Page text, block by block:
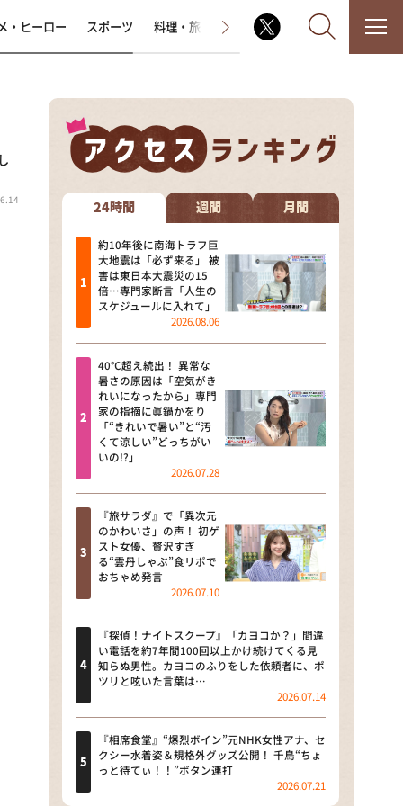
なるみ・岡村の過ぎるTV
相席食堂
これ余談なんですけど・・・
～人生密着トークバラエティ！
～ やすとものいたって真剣です
探偵！ナイトスクープ
news おかえり
河合＆A.B.C-Z塚田×福井アナ
「なんでやねん！？」（news お
かえり）
DAIGOも台所 ～きょうの献立 何
にする？～
本日はダイアンなり！シーズン２
朝だ！生です旅サラダ
教えて！ニュースライブ 正義の
ミカタ
ＬＩＦＥ～夢のカタチ～
新婚さんいらっしゃい！
ポツンと一軒家
ザキ山小屋本館
・ヒーロー スポーツ 料理・旅 ラジオ番組 その他
24時間 週間 月間
約10年後に南海トラフ巨
大地震は「必ず来る」 被
害は東日本大震災の15
倍…専門家断言「人生の
スケジュールに入れて」
2026.08.06
40℃超え続出！ 異常な
暑さの原因は「空気がき
れいになったから」専門
家の指摘に眞鍋かをり
「“きれいで暑い”と“汚
くて涼しい”どっちがい
いの!?」
2026.07.28
『旅サラダ』で「異次元
のかわいさ」の声！ 初ゲ
スト女優、贅沢すぎ
る“雲丹しゃぶ”食リポで
おちゃめ発言
2026.07.10
『探偵！ナイトスクープ』「カヨコか？」間違
い電話を約7年間100回以上かけ続けてくる見
知らぬ男性。カヨコのふりをした依頼者に、ポ
ツリと呟いた言葉は…
2026.07.14
『相席食堂』“爆烈ボイン”元NHK女性アナ、セ
クシー水着姿＆規格外グッズ公開！ 千鳥“ちょ
っと待てぃ！！”ボタン連打
2026.07.21